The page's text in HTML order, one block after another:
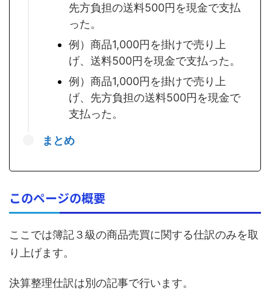
先方負担の送料500円を現金で支払
った。
例）商品1,000円を掛けで売り上
げ、送料500円を現金で支払った。
例）商品1,000円を掛けで売り上
げ、先方負担の送料500円を現金で
支払った。
まとめ
このページの概要
ここでは簿記３級の商品売買に関する仕訳のみを取
り上げます。
決算整理仕訳は別の記事で行います。